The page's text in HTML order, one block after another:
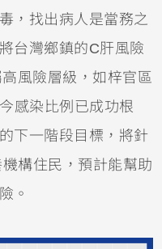
，找出病人是當務之
台灣鄉鎮的C肝風險
風險層級，如梓官區
感染比例已成功根
下一階段目標，將針
構住民，預計能幫助
。